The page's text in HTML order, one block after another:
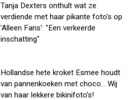
Tanja Dexters onthult wat ze
verdiende met haar pikante foto's op
'Alleen Fans': "Een verkeerde
inschatting"
Hollandse hete kroket Esmee houdt
van pannenkoeken met choco... Wij
van haar lekkere bikinifoto's!